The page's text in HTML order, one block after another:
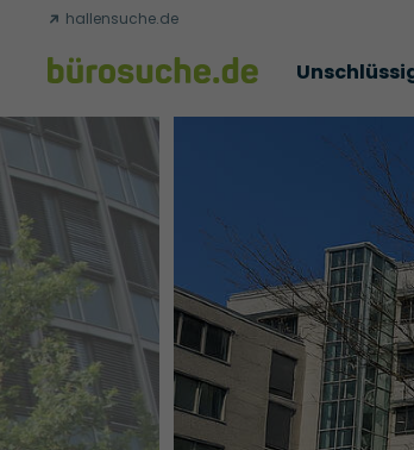
hallensuche.de
Erfolgsgeschichten AbschlüsseÜber